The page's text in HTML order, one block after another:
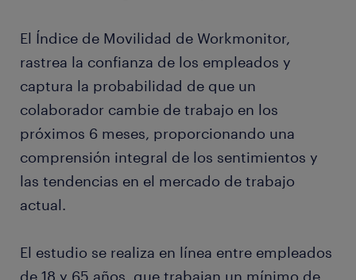
El Índice de Movilidad de Workmonitor,
rastrea la confianza de los empleados y
captura la probabilidad de que un
colaborador cambie de trabajo en los
próximos 6 meses, proporcionando una
comprensión integral de los sentimientos y
las tendencias en el mercado de trabajo
actual.
El estudio se realiza en línea entre empleados
de 18 y 65 años, que trabajan un mínimo de